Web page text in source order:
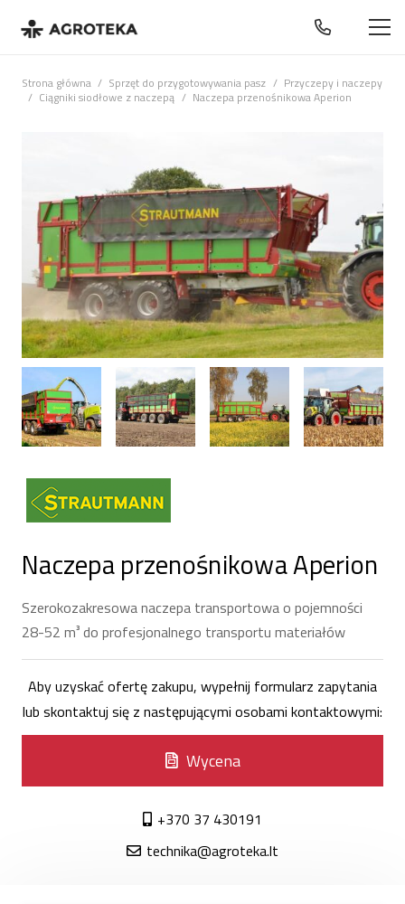
Strona główna / Sprzęt do przygotowywania pasz / Przyczepy i naczepy
/ Ciągniki siodłowe z naczepą / Naczepa przenośnikowa Aperion
Naczepa przenośnikowa Aperion
Szerokozakresowa naczepa transportowa o pojemności
28-52 m³ do profesjonalnego transportu materiałów
Aby uzyskać ofertę zakupu, wypełnij formularz zapytania
lub skontaktuj się z następującymi osobami kontaktowymi:
Wycena
+370 37 430191
technika@agroteka.lt